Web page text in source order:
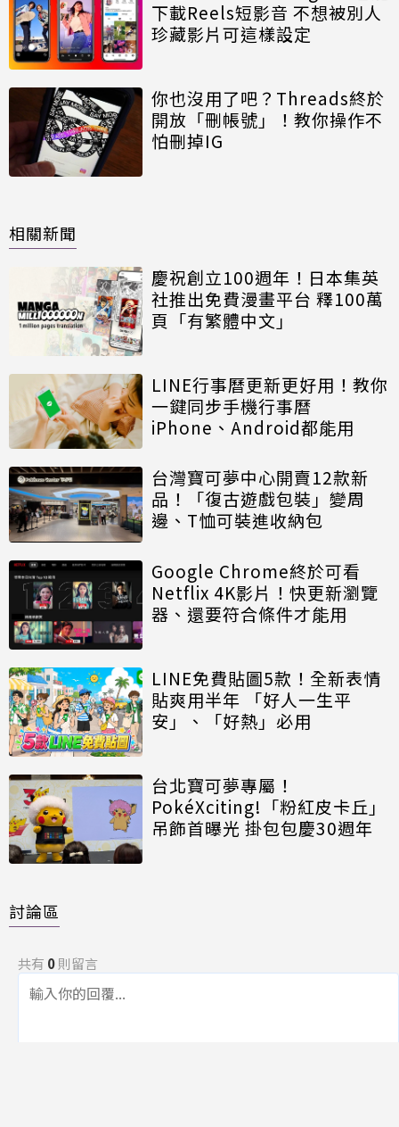
下載Reels短影音 不想被別人
珍藏影片可這樣設定
你也沒用了吧？Threads終於
開放「刪帳號」！教你操作不
怕刪掉IG
相關新聞
慶祝創立100週年！日本集英
社推出免費漫畫平台 釋100萬
頁「有繁體中文」
LINE行事曆更新更好用！教你
一鍵同步手機行事曆
iPhone、Android都能用
台灣寶可夢中心開賣12款新
品！「復古遊戲包裝」變周
邊、T恤可裝進收納包
Google Chrome終於可看
Netflix 4K影片！快更新瀏覽
器、還要符合條件才能用
LINE免費貼圖5款！全新表情
貼爽用半年 「好人一生平
安」、「好熱」必用
台北寶可夢專屬！
PokéXciting!「粉紅皮卡丘」
吊飾首曝光 掛包包慶30週年
討論區
共有 0則留言